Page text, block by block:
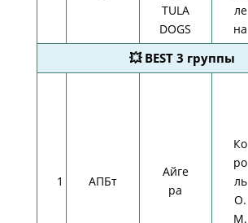
TULA
DOGS
ле
на
💥 BEST 3 группы
1 АПБт
Айге
ра
Ко
ро
ль
О.
М.